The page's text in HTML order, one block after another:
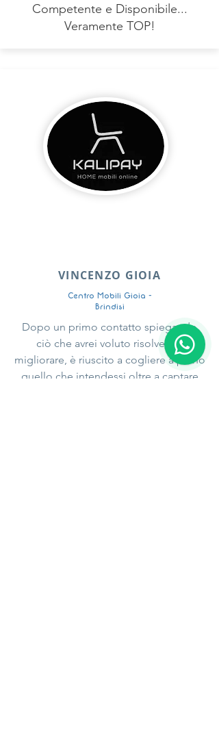
Competente e Disponibile...
Veramente TOP!
VINCENZO GIOIA
Centro Mobili Gioia -
Brindisi
Dopo un primo contatto spiegando
ciò che avrei voluto risolvere e
migliorare, è riuscito a cogliere a pieno
quello che intendessi oltre a captare